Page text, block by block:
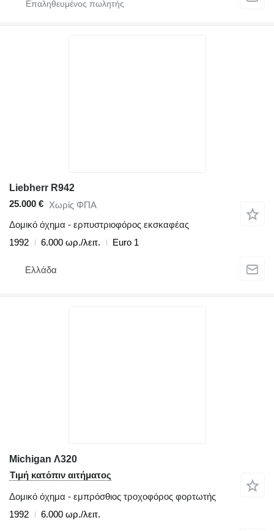
Liebherr R942
25.000 € Χωρίς ΦΠΑ
Δομικό όχημα - ερπυστριοφόρος εκσκαφέας
1992
6.000 ωρ./λειτ. Euro 1
Ελλάδα
Michigan Λ320
Τιμή κατόπιν αιτήματος
Δομικό όχημα - εμπρόσθιος τροχοφόρος φορτωτής
1992
6.000 ωρ./λειτ.